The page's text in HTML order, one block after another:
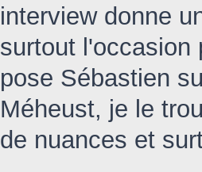
interview donne
surtout l'occasion
pose Sébastien
Méheust, je le
de nuances et